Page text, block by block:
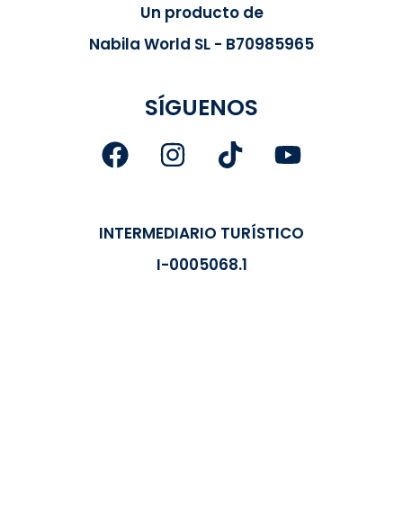
Un producto de
Nabila World SL - B70985965
SÍGUENOS
INTERMEDIARIO TURÍSTICO
I-0005068.1